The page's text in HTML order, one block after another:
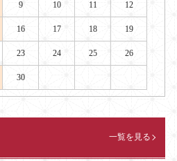
9 10 11 12
16 17 18 19
23 24 25 26
30
一覧を見る